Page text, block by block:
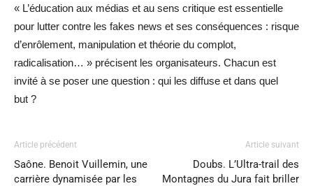
« L’éducation aux médias et au sens critique est essentielle
pour lutter contre les fakes news et ses conséquences : risque
d’enrôlement, manipulation et théorie du complot,
radicalisation… » précisent les organisateurs. Chacun est
invité à se poser une question : qui les diffuse et dans quel
but ?
Article précédent
Saône. Benoit Vuillemin, une
carrière dynamisée par les
Article suivant
Doubs. L’Ultra-trail des
Montagnes du Jura fait briller